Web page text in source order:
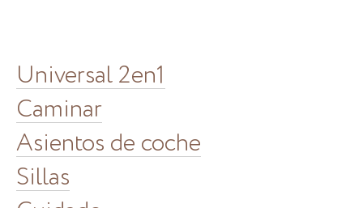
Universal 2en1
Caminar
Asientos de coche
Sillas